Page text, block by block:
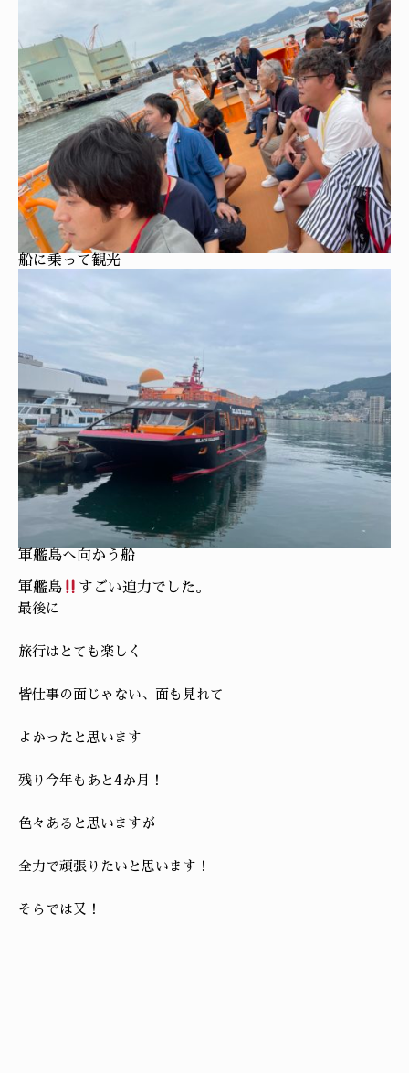
船に乗って観光
軍艦島へ向かう船
軍艦島 すごい迫力でした。
最後に
旅行はとても楽しく
皆仕事の面じゃない、面も見れて
よかったと思います
残り今年もあと4か月！
色々あると思いますが
全力で頑張りたいと思います！
そらでは又！